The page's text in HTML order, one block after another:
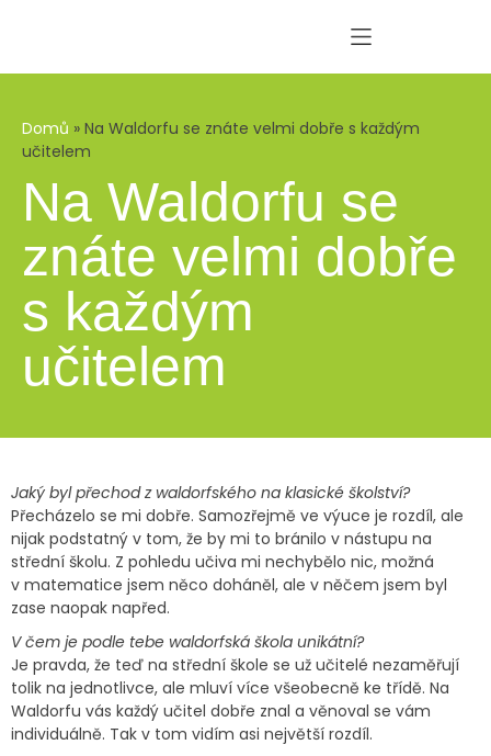
Domů » Na Waldorfu se znáte velmi dobře s každým
učitelem
Na Waldorfu se
znáte velmi dobře
s každým
učitelem
Jaký byl přechod z waldorfského na klasické školství?
Přecházelo se mi dobře. Samozřejmě ve výuce je rozdíl, ale
nijak podstatný v tom, že by mi to bránilo v nástupu na
střední školu. Z pohledu učiva mi nechybělo nic, možná
v matematice jsem něco doháněl, ale v něčem jsem byl
zase naopak napřed.
V čem je podle tebe waldorfská škola unikátní?
Je pravda, že teď na střední škole se už učitelé nezaměřují
tolik na jednotlivce, ale mluví více všeobecně ke třídě. Na
Waldorfu vás každý učitel dobře znal a věnoval se vám
individuálně. Tak v tom vidím asi největší rozdíl.